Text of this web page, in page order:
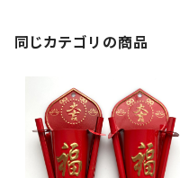
同じカテゴリの商品